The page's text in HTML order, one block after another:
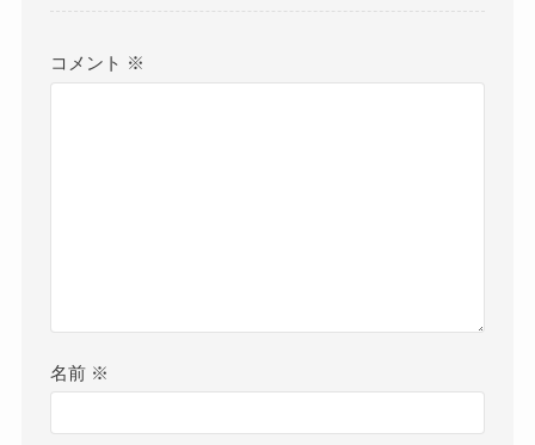
コメント ※
名前 ※